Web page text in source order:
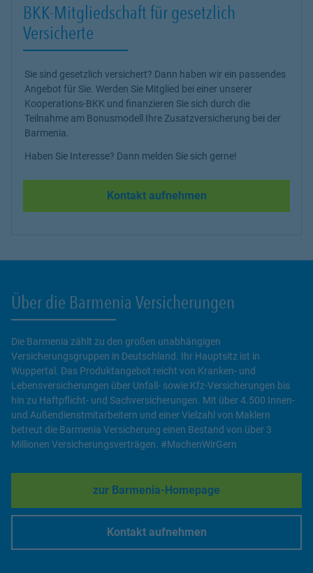
BKK-Mitgliedschaft für gesetzlich
Versicherte
Sie sind gesetzlich versichert? Dann haben wir ein passendes
Angebot für Sie. Werden Sie Mitglied bei einer unserer
Kooperations-BKK und finanzieren Sie sich durch die
Teilnahme am Bonusmodell Ihre Zusatzversicherung bei der
Barmenia.
Haben Sie Interesse? Dann melden Sie sich gerne!
Kontakt aufnehmen
Über die Barmenia Versicherungen
Die Barmenia zählt zu den großen unabhängigen
Versicherungsgruppen in Deutschland. Ihr Hauptsitz ist in
Wuppertal. Das Produktangebot reicht von Kranken- und
Lebensversicherungen über Unfall- sowie Kfz-Versicherungen bis
hin zu Haftpflicht- und Sachversicherungen. Mit über 4.500 Innen-
und Außendienstmitarbeitern und einer Vielzahl von Maklern
betreut die Barmenia Versicherung einen Bestand von über 3
Millionen Versicherungsverträgen. #MachenWirGern
zur Barmenia-Homepage
Link Opens in New Tab
Kontakt aufnehmen